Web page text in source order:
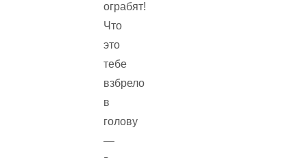
ограбят!
Что
это
тебе
взбрело
в
голову
—